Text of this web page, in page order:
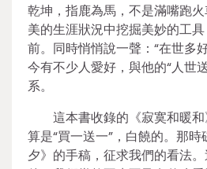
乾坤，指鹿為馬，不是滿嘴跑
美的生涯狀況中挖掘美妙的工
前。同時悄悄說一聲：“在世多
今有不少人愛好，與他的“人世
系。
這本書收錄的《寂寞和暖
算是“買一送一”，白饒的。那
夕》的手稿，征求我們的看法